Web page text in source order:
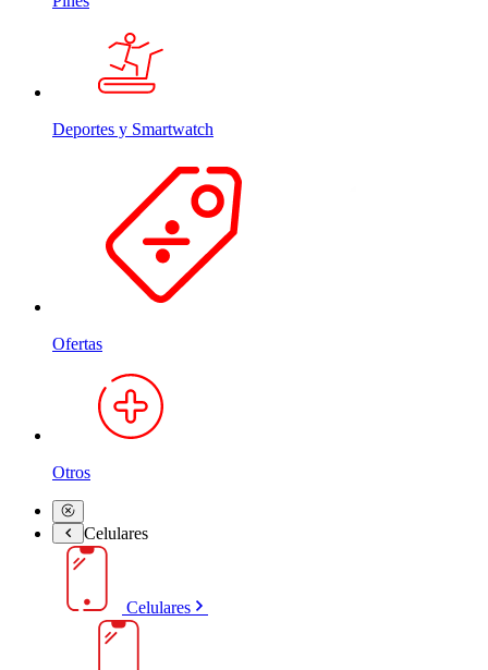
Deportes y Smartwatch
Ofertas
Otros
Celulares
Celulares